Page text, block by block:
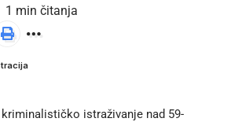
1 min čitanja
kriminalističko istraživanje nad 59-